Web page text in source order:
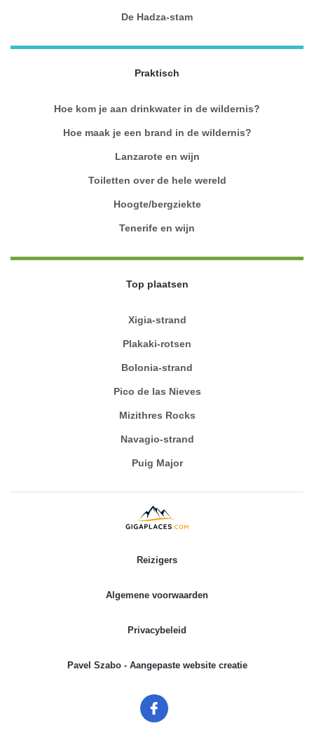
De Hadza-stam
Praktisch
Hoe kom je aan drinkwater in de wildernis?
Hoe maak je een brand in de wildernis?
Lanzarote en wijn
Toiletten over de hele wereld
Hoogte/bergziekte
Tenerife en wijn
Top plaatsen
Xigia-strand
Plakaki-rotsen
Bolonia-strand
Pico de las Nieves
Mizithres Rocks
Navagio-strand
Puig Major
Reizigers
Algemene voorwaarden
Privacybeleid
Pavel Szabo - Aangepaste website creatie